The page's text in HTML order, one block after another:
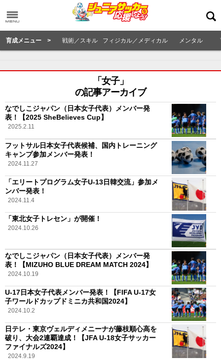
育成メニュー > 戦術／スキル フィジカル／メディカル メンタル
「女子」
の記事アーカイブ
なでしこジャパン（日本女子代表）メンバー発
表！【2025 SheBelieves Cup】
2025.2.11
フットサル日本女子代表候補、国内トレーニング
キャンプ参加メンバー発表！
2024.11.27
「エリートプログラム女子U-13日韓交流」参加メ
ンバー発表！
2024.11.4
「東北女子トレセン」が開催！
2024.10.26
なでしこジャパン（日本女子代表）メンバー発
表！【MIZUHO BLUE DREAM MATCH 2024】
2024.10.19
U-17日本女子代表メンバー発表！【FIFA U-17女
子ワールドカップドミニカ共和国2024】
2024.10.2
日テレ・東京ヴェルディメニーナが藤枝順心高を
破り、大会2連覇達成！【JFA U-18女子サッカー
ファイナルズ2024】
2024.9.19